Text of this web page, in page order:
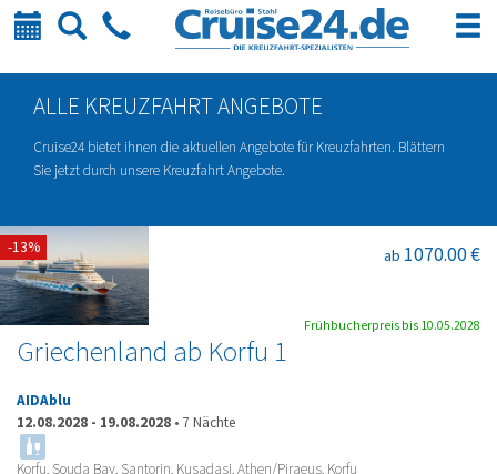
Kalender
SucheTelefon
ALLE KREUZFAHRT ANGEBOTE
Cruise24 bietet ihnen die aktuellen Angebote für Kreuzfahrten. Blättern
Sie jetzt durch unsere Kreuzfahrt Angebote.
Griechenland ab Korfu 1
ab 1070.00 €
AIDAblu
12.08.2028 - 19.08.2028 • 7 Nächte
Korfu, Souda Bay, Santorin, Kusadasi, Athen/Piraeus, Korfu
-13%
Frühbucherpreis bis 10.05.2028